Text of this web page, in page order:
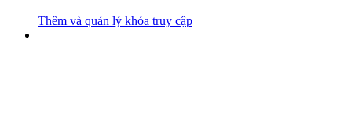
Thêm và quản lý khóa truy cập